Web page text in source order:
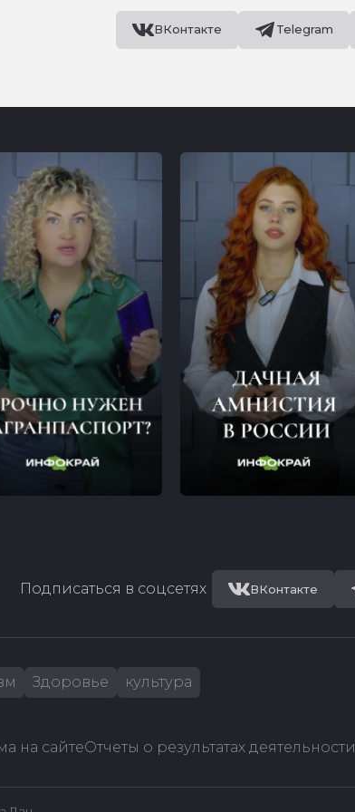
ВКонтакте Telegram
Подписаться в соцсетях ВКонтакте
Здоровье культура
на сайтеОтчеты о результатах деятельности